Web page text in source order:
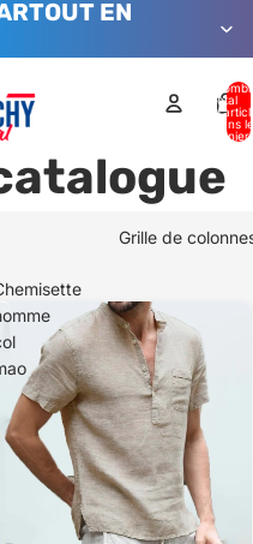
EN
total
dans le
Grille de